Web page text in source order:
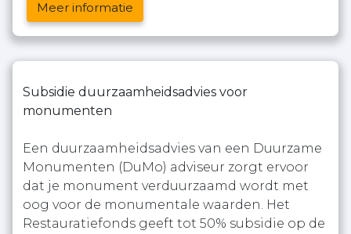
Meer informatie
Subsidie duurzaamheidsadvies voor
monumenten
Een duurzaamheidsadvies van een Duurzame
Monumenten (DuMo) adviseur zorgt ervoor
dat je monument verduurzaamd wordt met
oog voor de monumentale waarden. Het
Restauratiefonds geeft tot 50% subsidie op de